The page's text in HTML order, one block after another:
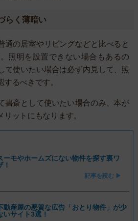
らく薄暗い
通の居室やリビングなどと比べると
照明を設置できない場合もあるの
て使いたい場合は必ず内見して、照
るべきです。
書斎として使いたい場合のみ、本が
リットにもなります。
ーモやホームズにない物件を探す裏ワ
！
記事を読む ▶
動産屋の悪質な広告「おとり物件」が少
いサイト3選！